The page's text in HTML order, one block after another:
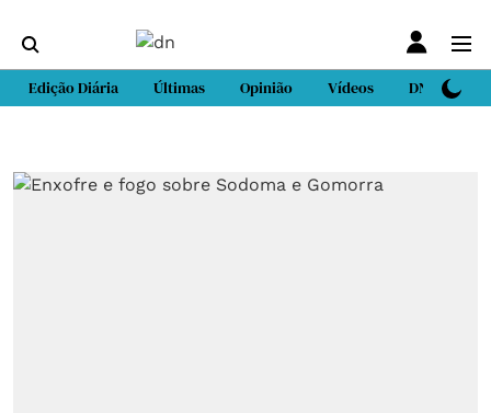
Edição Diária Últimas Opinião Vídeos DN Sport